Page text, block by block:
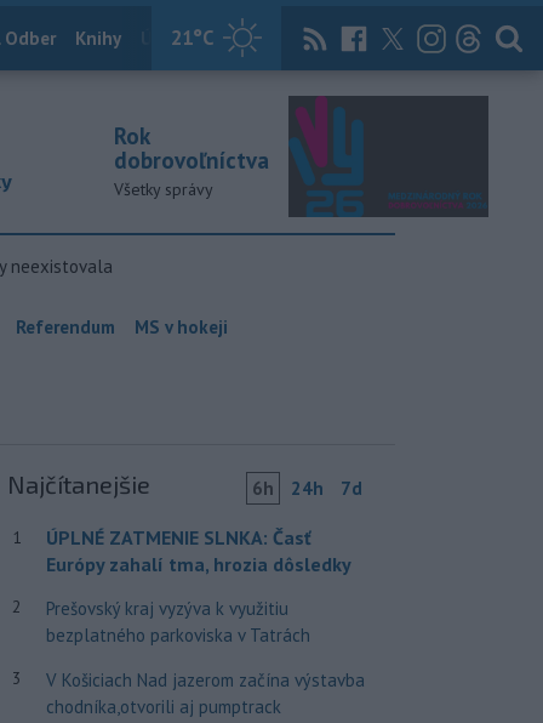
21°C
Odber Knihy Útulkovo Magazín News Now Archív
Rok
dobrovoľníctva
Všetky správy
neexistovala
Referendum MS v hokeji
Najčítanejšie 6h 24h 7d
1
ÚPLNÉ ZATMENIE SLNKA: Časť
Európy zahalí tma, hrozia dôsledky
2
Prešovský kraj vyzýva k využitiu
bezplatného parkoviska v Tatrách
3
V Košiciach Nad jazerom začína výstavba
chodníka,otvorili aj pumptrack